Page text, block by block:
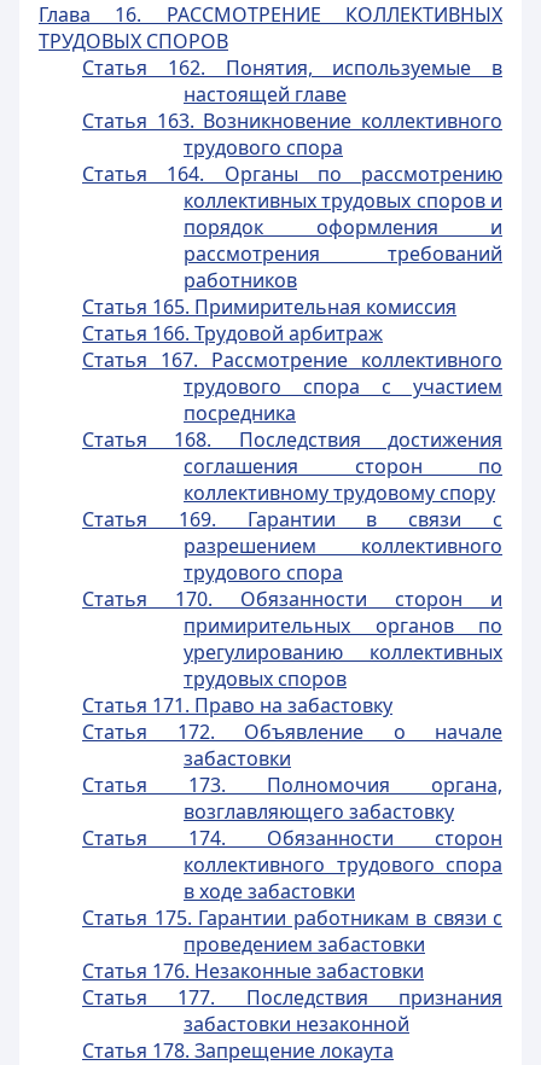
Глава 16. РАССМОТРЕНИЕ КОЛЛЕКТИВНЫХ
ТРУДОВЫХ СПОРОВ
Статья 162. Понятия, используемые в
настоящей главе
Статья 163. Возникновение коллективного
трудового спора
Статья 164. Органы по рассмотрению
коллективных трудовых споров и
порядок оформления и
рассмотрения требований
работников
Статья 165. Примирительная комиссия
Статья 166. Трудовой арбитраж
Статья 167. Рассмотрение коллективного
трудового спора с участием
посредника
Статья 168. Последствия достижения
соглашения сторон по
коллективному трудовому спору
Статья 169. Гарантии в связи с
разрешением коллективного
трудового спора
Статья 170. Обязанности сторон и
примирительных органов по
урегулированию коллективных
трудовых споров
Статья 171. Право на забастовку
Статья 172. Объявление о начале
забастовки
Статья 173. Полномочия органа,
возглавляющего забастовку
Статья 174. Обязанности сторон
коллективного трудового спора
в ходе забастовки
Статья 175. Гарантии работникам в связи с
проведением забастовки
Статья 176. Незаконные забастовки
Статья 177. Последствия признания
забастовки незаконной
Статья 178. Запрещение локаута